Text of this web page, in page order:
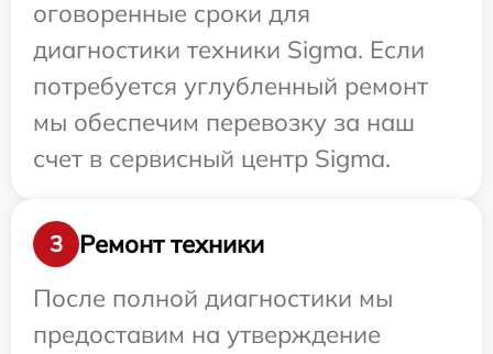
оговоренные сроки для
диагностики техники Sigma. Если
потребуется углубленный ремонт
мы обеспечим перевозку за наш
счет в сервисный центр Sigma.
3
Ремонт техники
После полной диагностики мы
предоставим на утверждение